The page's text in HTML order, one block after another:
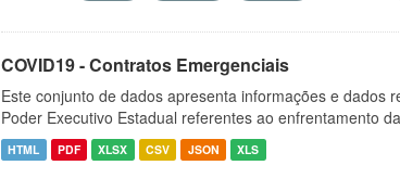
COVID19 - Contratos Emergenciais
Este conjunto de dados apresenta informações e dados
Poder Executivo Estadual referentes ao enfrentamento
HTML PDF XLSX CSV JSON XLS